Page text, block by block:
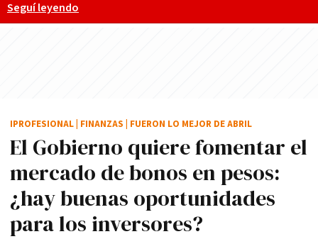
Seguí leyendo
El Gobierno quiere fomentar el
mercado de bonos en pesos:
¿hay buenas oportunidades
para los inversores?
IPROFESIONAL FINANZAS FUERON LO MEJOR DE ABRIL